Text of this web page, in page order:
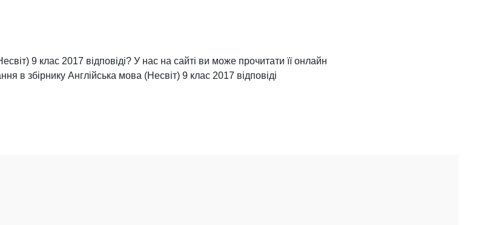
9 клас 2017 відповіді? У нас на сайті ви може прочитати її онлайн
в збірнику Англійська мова (Несвіт) 9 клас 2017 відповіді